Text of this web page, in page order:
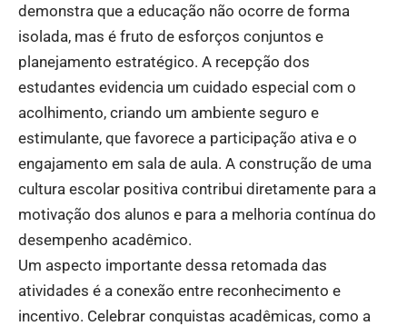
demonstra que a educação não ocorre de forma
isolada, mas é fruto de esforços conjuntos e
planejamento estratégico. A recepção dos
estudantes evidencia um cuidado especial com o
acolhimento, criando um ambiente seguro e
estimulante, que favorece a participação ativa e o
engajamento em sala de aula. A construção de uma
cultura escolar positiva contribui diretamente para a
motivação dos alunos e para a melhoria contínua do
desempenho acadêmico.
Um aspecto importante dessa retomada das
atividades é a conexão entre reconhecimento e
incentivo. Celebrar conquistas acadêmicas, como a